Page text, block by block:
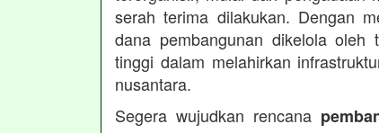
serah terima dilakukan. Dengan
dana pembangunan dikelola oleh
tinggi dalam melahirkan
nusantara.
Segera wujudkan rencana